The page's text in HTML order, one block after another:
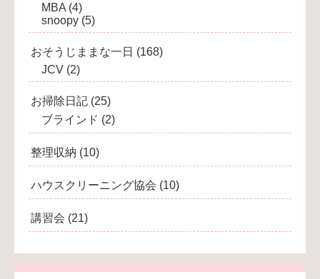
MBA (4)
snoopy (5)
おそうじままな一日 (168)
JCV (2)
お掃除日記 (25)
ブラインド (2)
整理収納 (10)
ハウスクリーニング協会 (10)
講習会 (21)